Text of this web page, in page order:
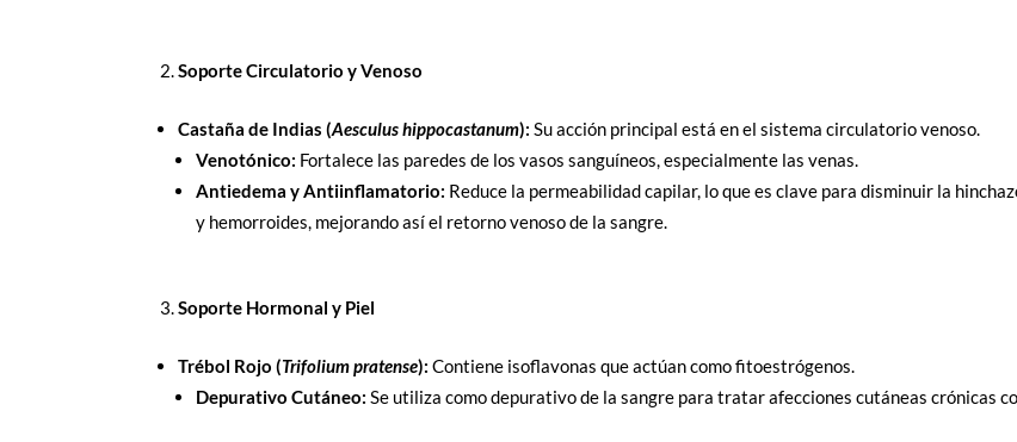
Soporte Circulatorio y Venoso
Castaña de Indias (Aesculus hippocastanum): Su acción principal está en el sistema circulatorio venoso.
Venotónico: Fortalece las paredes de los vasos sanguíneos, especialmente las venas.
Antiedema y Antiinflamatorio: Reduce la permeabilidad capilar, lo que es clave para disminuir la
y hemorroides, mejorando así el retorno venoso de la sangre.
Soporte Hormonal y Piel
Trébol Rojo (Trifolium pratense): Contiene isoflavonas que actúan como fitoestrógenos.
Depurativo Cutáneo: Se utiliza como depurativo de la sangre para tratar afecciones cutáneas crónicas